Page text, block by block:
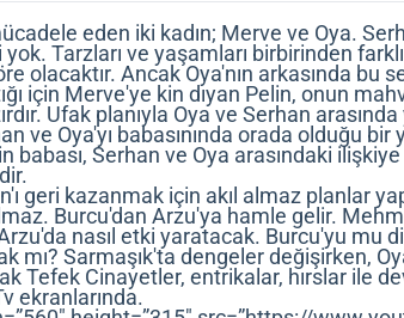
eden iki kadın; Merve ve Oya.
Tarzları ve yaşamları birbirinden farklı
olacaktır. Ancak Oya'nın arkasında bu
için Merve'ye kin dıyan Pelin, onun
Ufak planıyla Oya ve Serhan
ve Oya'yı babasınında orada olduğu bir
babası, Serhan ve Oya arasındaki
geri kazanmak için akıl almaz planlar
Burcu'dan Arzu'ya hamle gelir.
nasıl etki yaratacak. Burcu'yu mu
mı? Sarmaşık'ta dengeler değişirken,
Tefek Cinayetler, entrikalar, hırslar ile
ekranlarında.